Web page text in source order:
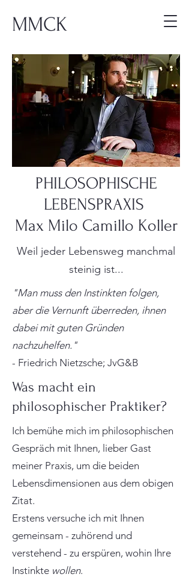
MMCK
PHILOSOPHISCHE
LEBENSPRAXIS
Max Milo Camillo Koller
Weil jeder Lebensweg manchmal
steinig ist...
"Man muss den Instinkten folgen,
aber die Vernunft überreden, ihnen
dabei mit guten Gründen
nachzuhelfen."
- Friedrich Nietzsche; JvG&B
Was macht ein
philosophischer Praktiker?
Ich bemühe mich im philosophischen
Gespräch mit Ihnen, lieber Gast
meiner Praxis, um die beiden
Lebensdimensionen aus dem obigen
Zitat.
Erstens versuche ich mit Ihnen
gemeinsam - zuhörend und
verstehend - zu erspüren, wohin Ihre
Instinkte wollen.